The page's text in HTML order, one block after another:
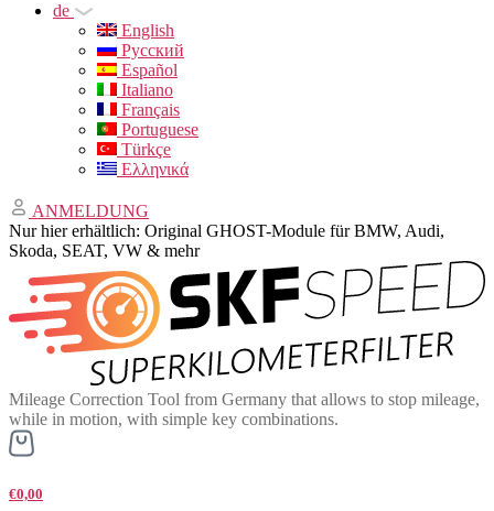
de
English
Русский
Español
Italiano
Français
Portuguese
Türkçe
Ελληνικά
ANMELDUNG
Nur hier erhältlich: Original GHOST-Module für BMW, Audi,
Skoda, SEAT, VW & mehr
Mileage Correction Tool from Germany that allows to stop mileage,
while in motion, with simple key combinations.
€0,00